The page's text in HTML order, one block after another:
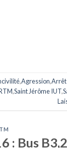
,Agression,Arrêt
,Saint Jérôme IUT,
: Bus